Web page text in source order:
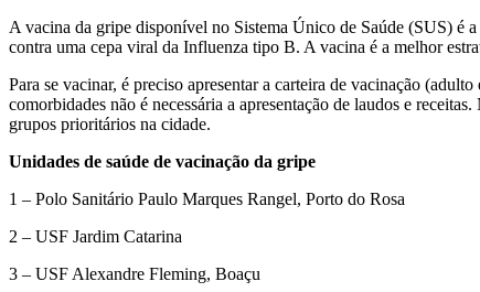
A vacina da gripe disponível no Sistema Único de Saúde (SUS) é
contra uma cepa viral da Influenza tipo B. A vacina é a melhor
Para se vacinar, é preciso apresentar a carteira de vacinação
comorbidades não é necessária a apresentação de laudos e
grupos prioritários na cidade.
Unidades de saúde de vacinação da gripe
1 – Polo Sanitário Paulo Marques Rangel, Porto do Rosa
2 – USF Jardim Catarina
3 – USF Alexandre Fleming, Boaçu